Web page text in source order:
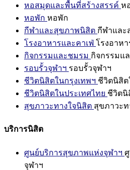
หอสมุดและพื้นที่สร้างสรรค์ ห
หอพัก หอพัก
กีฬาและสุขภาพนิสิต กีฬาแล
โรงอาหารและคาเฟ่ โรงอาหา
กิจกรรมและชมรม กิจกรรมแ
รอบรั้วจุฬาฯ รอบรั้วจุฬาฯ
ชีวิตนิสิตในกรุงเทพฯ ชีวิตนิสิต
ชีวิตนิสิตในประเทศไทย ชีวิตนิ
สุขภาวะทางใจนิสิต สุขภาวะ
บริการนิสิต
ศูนย์บริการสุขภาพแห่งจุฬาฯ
จุฬาฯ